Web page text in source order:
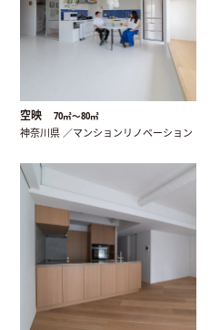
空映 70㎡〜80㎡
神奈川県 ／マンションリノベーション